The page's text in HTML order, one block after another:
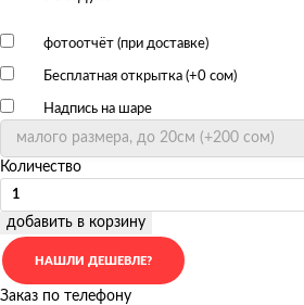
фотоотчёт (при доставке)
Бесплатная открытка (+0 сом)
Надпись на шаре
Количество
добавить в корзину
Заказ по телефону